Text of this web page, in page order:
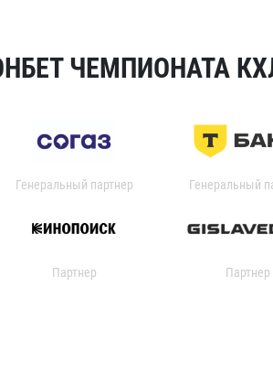
ЧЕМПИОНАТА
Генеральный партнер Генеральный
Партнер Партнер